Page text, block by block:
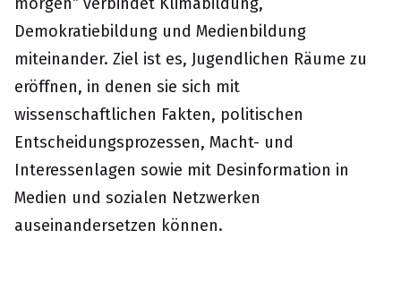
Demokratiebildung und Medienbildung
miteinander. Ziel ist es, Jugendlichen Räume zu
eröffnen, in denen sie sich mit
wissenschaftlichen Fakten, politischen
Entscheidungsprozessen, Macht- und
Interessenlagen sowie mit Desinformation in
Medien und sozialen Netzwerken
auseinandersetzen können.